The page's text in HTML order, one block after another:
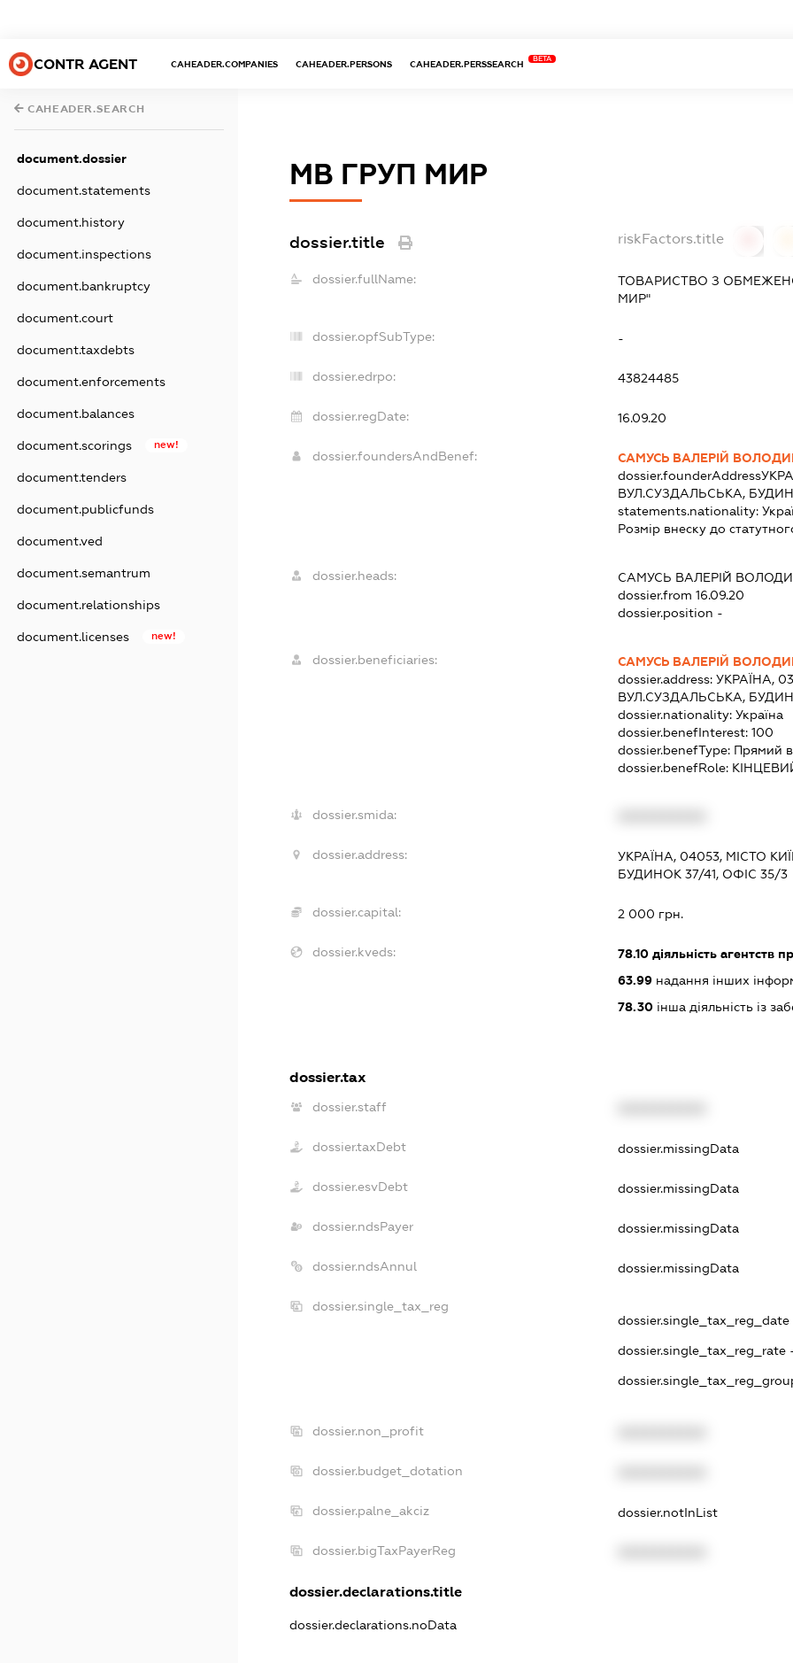
CONTR AGENT CAHEADER.COMPANIES CAHEADER.PERSONS CAHEADER.PERSSEARCH
BETA
CAHEADER.SEARCH
document.dossier
document.statements
document.history
document.inspections
document.bankruptcy
document.court
document.taxdebts
document.enforcements
document.balances
document.scorings new!
document.tenders
document.publicfunds
document.ved
document.semantrum
document.relationships
document.licenses new!
МВ ГРУП МИР
dossier.title riskFactors.title
dossier.fullName:
ТОВАРИСТВО З
МИР"
dossier.opfSubType: -
dossier.edrpo: 43824485
dossier.regDate: 16.09.20
dossier.foundersAndBenef:
САМУСЬ ВАЛЕРІЙ
dossier.founderAddress
ВУЛ.СУЗДАЛЬСЬКА,
statements.nationality:
Розмір внеску до
dossier.heads: САМУСЬ ВАЛЕРІЙ
dossier.from 16.09.20
dossier.position -
dossier.beneficiaries:
САМУСЬ ВАЛЕРІЙ
dossier.address: УКРАЇНА,
ВУЛ.СУЗДАЛЬСЬКА,
dossier.nationality: Україна
dossier.benefInterest: 100
dossier.benefType: Прямий
dossier.benefRole:
dossier.smida:
dossier.address:
УКРАЇНА, 04053, МІСТО
БУДИНОК 37/41, ОФІС 35/3
dossier.capital: 2 000 грн.
dossier.kveds: 78.10діяльність агентств
63.99надання інших
78.30інша діяльність із
dossier.tax
dossier.staff
dossier.taxDebt dossier.missingData
dossier.esvDebt dossier.missingData
dossier.ndsPayer dossier.missingData
dossier.ndsAnnul dossier.missingData
dossier.single_tax_reg
dossier.single_tax_reg_date
dossier.single_tax_reg_rate
dossier.non_profit
dossier.budget_dotation
dossier.palne_akciz dossier.notInList
dossier.bigTaxPayerReg
dossier.declarations.title
dossier.declarations.noData